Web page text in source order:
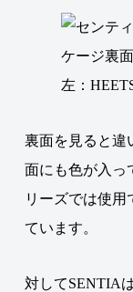
左：
裏面を見ると違
面にも色が入っ
リーズでは使
ています。
対してSENTIA